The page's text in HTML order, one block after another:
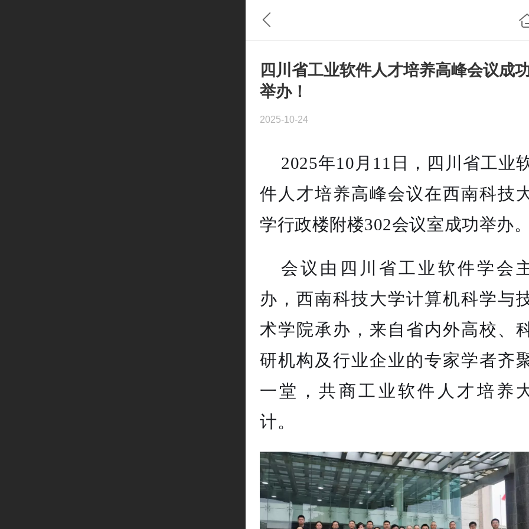
四川省工业软件人才培养高峰会议成
举办！
2025-10-24
2025年10月11日，四川省工业
件人才培养高峰会议在西南科技
学行政楼附楼302会议室成功举办。
会议由四川省工业软件学会
办，西南科技大学计算机科学与
术学院承办，来自省内外高校、
研机构及行业企业的专家学者齐
一堂，共商工业软件人才培养
计。